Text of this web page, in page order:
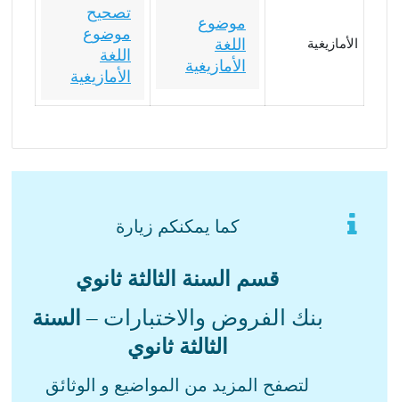
الأمازيغية
موضوع
اللغة
الأمازيغية
تصحيح
موضوع
اللغة
الأمازيغية
كما يمكنكم زيارة
قسم السنة الثالثة ثانوي
بنك الفروض والاختبارات – السنة
الثالثة ثانوي
لتصفح المزيد من المواضيع و الوثائق